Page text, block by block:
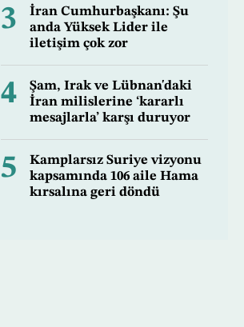
3
İran Cumhurbaşkanı: Şu
anda Yüksek Lider ile
iletişim çok zor
4
Şam, Irak ve Lübnan'daki
İran milislerine ‘kararlı
mesajlarla’ karşı duruyor
5
Kamplarsız Suriye vizyonu
kapsamında 106 aile Hama
kırsalına geri döndü